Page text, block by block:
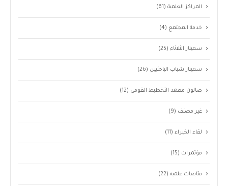
المراكز العلمية(61)
خدمة المجتمع (4)
سمينار الثلاثاء(25)
سمينار شباب الباحثيين (26)
صالون معهد التخطيط القومى (12)
غير مصنف (9)
لقاء الخبراء(11)
مؤتمرات (15)
متابعات علميه(22)